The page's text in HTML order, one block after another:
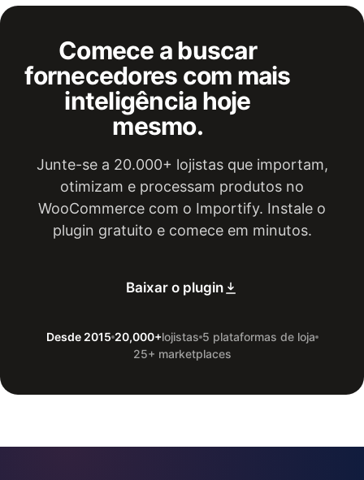
Comece a buscar
fornecedores com mais
inteligência hoje
mesmo.
Junte-se a 20.000+ lojistas que importam,
otimizam e processam produtos no
WooCommerce com o Importify. Instale o
plugin gratuito e comece em minutos.
Baixar o plugin
Desde 2015 20,000+lojistas 5 plataformas de loja
25+ marketplaces